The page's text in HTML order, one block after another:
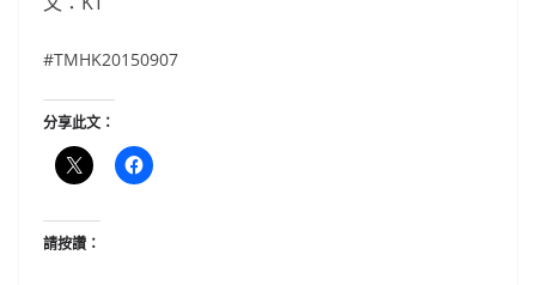
‪#‎TMHK20150907
分享此文：
請按讚：